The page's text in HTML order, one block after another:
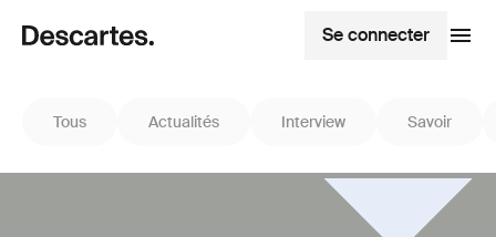
Se connecter
Tous Actualités Interview Savoir